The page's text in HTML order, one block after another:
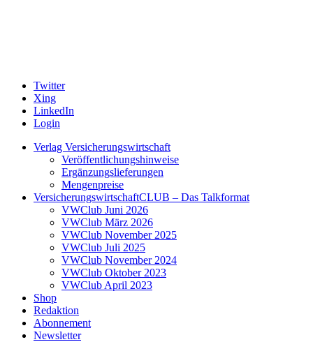
Twitter
Xing
LinkedIn
Login
Verlag Versicherungswirtschaft
Veröffentlichungshinweise
Ergänzungslieferungen
Mengenpreise
VersicherungswirtschaftCLUB – Das Talkformat
VWClub Juni 2026
VWClub März 2026
VWClub November 2025
VWClub Juli 2025
VWClub November 2024
VWClub Oktober 2023
VWClub April 2023
Shop
Redaktion
Abonnement
Newsletter